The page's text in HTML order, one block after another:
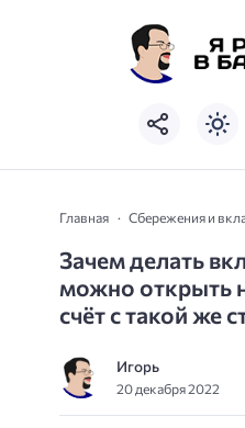
Главная Сбережения и
Зачем делать
можно открыть
счёт с такой же
Игорь
20 декабря 2022